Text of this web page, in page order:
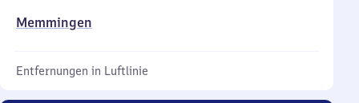
Memmingen
Entfernungen in Luftlinie